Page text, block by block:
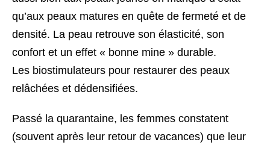
qu’aux peaux matures en quête de fermeté et de
densité. La peau retrouve son élasticité, son
confort et un effet « bonne mine » durable.
Les biostimulateurs pour restaurer des peaux
relâchées et dédensifiées.
Passé la quarantaine, les femmes constatent
(souvent après leur retour de vacances) que leur